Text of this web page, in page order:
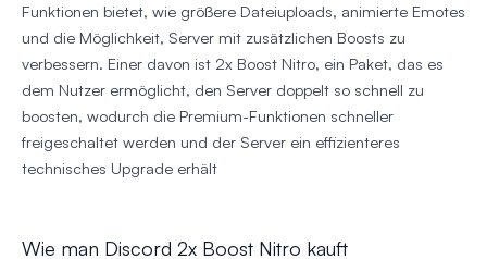
Funktionen bietet, wie größere Dateiuploads, animierte Emotes
und die Möglichkeit, Server mit zusätzlichen Boosts zu
verbessern. Einer davon ist 2x Boost Nitro, ein Paket, das es
dem Nutzer ermöglicht, den Server doppelt so schnell zu
boosten, wodurch die Premium-Funktionen schneller
freigeschaltet werden und der Server ein effizienteres
technisches Upgrade erhält
Wie man Discord 2x Boost Nitro kauft